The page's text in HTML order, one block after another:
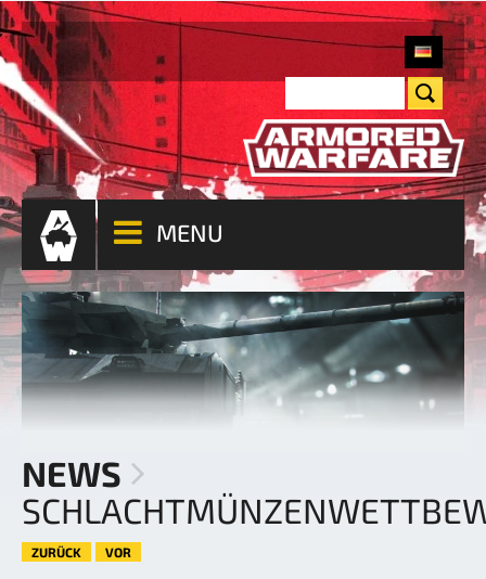
MENU
NEWS
ZURÜCK VOR